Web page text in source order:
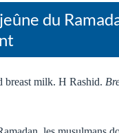
du
breast milk. H Rashid.